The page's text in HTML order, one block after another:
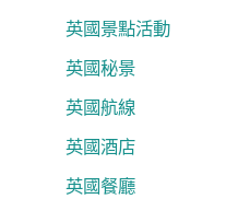
英國景點活動
英國秘景
英國航線
英國酒店
英國餐廳